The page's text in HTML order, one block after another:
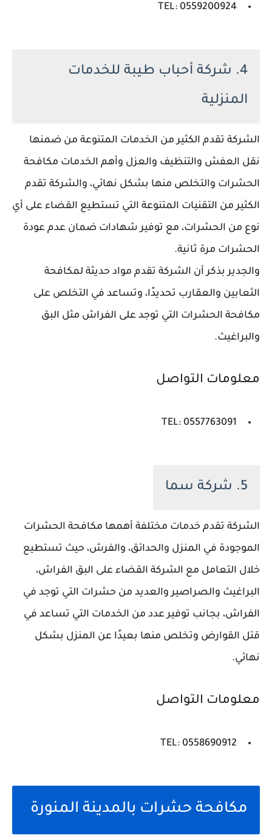
TEL: 0559200924
4. شركة أحباب طيبة للخدمات
المنزلية
الشركة تقدم الكثير من الخدمات المتنوعة من ضمنها
نقل العفش والتنظيف والعزل وأهم الخدمات مكافحة
الحشرات والتخلص منها بشكل نهائي، والشركة تقدم
الكثير من التقنيات المتنوعة التي تستطيع القضاء على أي
نوع من الحشرات، مع توفير شهادات ضمان عدم عودة
الحشرات مرة ثانية.
والجدير بذكر أن الشركة تقدم مواد حديثة لمكافحة
الثعابين والعقارب تحديدًا، وتساعد في التخلص على
مكافحة الحشرات التي توجد على الفراش مثل البق
والبراغيث.
معلومات التواصل
TEL: 0557763091
5. شركة سما
الشركة تقدم خدمات مختلفة أهمها مكافحة الحشرات
الموجودة في المنزل والحدائق، والفرش، حيث تستطيع
خلال التعامل مع الشركة القضاء على البق الفراش،
البراغيث والصراصير والعديد من حشرات التي توجد في
الفراش، بجانب توفير عدد من الخدمات التي تساعد في
قتل القوارض وتخلص منها بعيدًا عن المنزل بشكل
نهائي.
معلومات التواصل
TEL: 0558690912
مكافحة حشرات بالمدينة المنورة